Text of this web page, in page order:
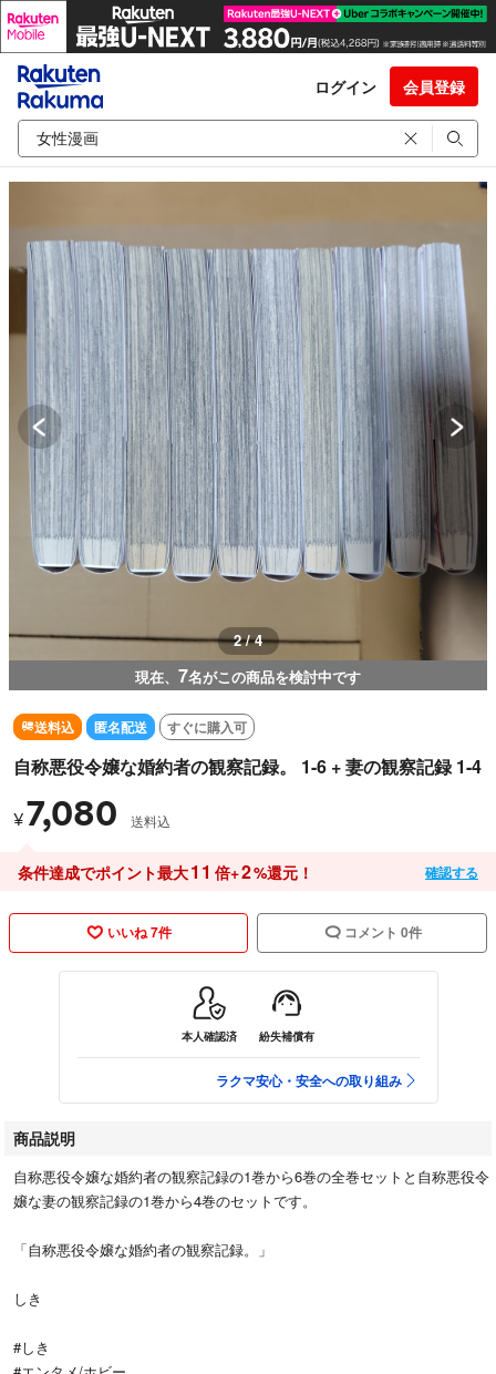
ログイン 会員登録
3 / 4
現在、 7名がこの商品を検討中です
送料込 匿名配送 すぐに購入可
自称悪役令嬢な婚約者の観察記録。 1-6 + 妻の観察記録 1-4
¥7,080 送料込
条件達成でポイント最大11 倍+2%還元！ 確認する
いいね 7件 コメント 0件
本人確認済 紛失補償有
ラクマ安心・安全への取り組み
商品説明
自称悪役令嬢な婚約者の観察記録の1巻から6巻の全巻セットと自称悪役令
嬢な妻の観察記録の1巻から4巻のセットです。
「自称悪役令嬢な婚約者の観察記録。」
しき
#しき